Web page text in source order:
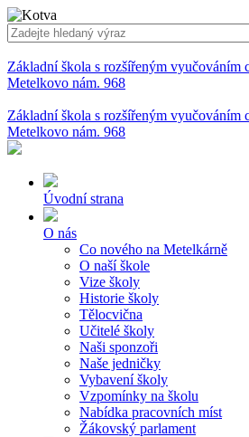
Základní škola s rozšířeným vyučováním
Metelkovo nám. 968
Základní škola s rozšířeným vyučováním
Metelkovo nám. 968
Úvodní strana
O nás
Co nového na Metelkárně
O naší škole
Vize školy
Historie školy
Tělocvična
Učitelé školy
Naši sponzoři
Naše jedničky
Vybavení školy
Vzpomínky na školu
Nabídka pracovních míst
Žákovský parlament